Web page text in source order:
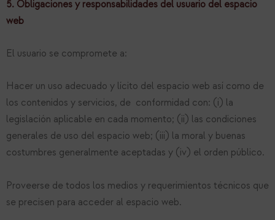
5. Obligaciones y responsabilidades del usuario del espacio
web
El usuario se compromete a:
Hacer un uso adecuado y lícito del espacio web así como de
los contenidos y servicios, de conformidad con: (i) la
legislación aplicable en cada momento; (ii) las condiciones
generales de uso del espacio web; (iii) la moral y buenas
costumbres generalmente aceptadas y (iv) el orden público.
Proveerse de todos los medios y requerimientos técnicos que
se precisen para acceder al espacio web.